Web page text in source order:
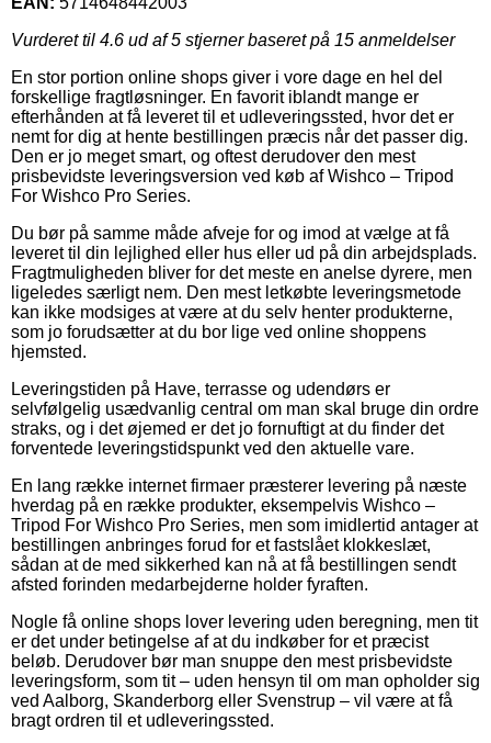
Vurderet til 4.6 ud af 5 stjerner baseret på 15 anmeldelser
En stor portion online shops giver i vore dage en hel del
forskellige fragtløsninger. En favorit iblandt mange er
efterhånden at få leveret til et udleveringssted, hvor det er
nemt for dig at hente bestillingen præcis når det passer dig.
Den er jo meget smart, og oftest derudover den mest
prisbevidste leveringsversion ved køb af Wishco – Tripod
For Wishco Pro Series.
Du bør på samme måde afveje for og imod at vælge at få
leveret til din lejlighed eller hus eller ud på din arbejdsplads.
Fragtmuligheden bliver for det meste en anelse dyrere, men
ligeledes særligt nem. Den mest letkøbte leveringsmetode
kan ikke modsiges at være at du selv henter produkterne,
som jo forudsætter at du bor lige ved online shoppens
hjemsted.
Leveringstiden på Have, terrasse og udendørs er
selvfølgelig usædvanlig central om man skal bruge din ordre
straks, og i det øjemed er det jo fornuftigt at du finder det
forventede leveringstidspunkt ved den aktuelle vare.
En lang række internet firmaer præsterer levering på næste
hverdag på en række produkter, eksempelvis Wishco –
Tripod For Wishco Pro Series, men som imidlertid antager at
bestillingen anbringes forud for et fastslået klokkeslæt,
sådan at de med sikkerhed kan nå at få bestillingen sendt
afsted forinden medarbejderne holder fyraften.
Nogle få online shops lover levering uden beregning, men tit
er det under betingelse af at du indkøber for et præcist
beløb. Derudover bør man snuppe den mest prisbevidste
leveringsform, som tit – uden hensyn til om man opholder sig
ved Aalborg, Skanderborg eller Svenstrup – vil være at få
bragt ordren til et udleveringssted.